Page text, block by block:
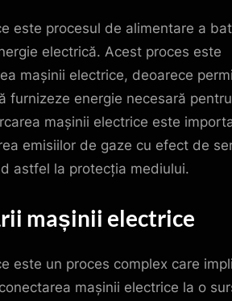
este procesul de alimentare a
electrică. Acest proces este
mașinii electrice, deoarece
furnizeze energie necesară pentru
mașinii electrice este
emisiilor de gaze cu efect de
astfel la protecția mediului.
mașinii electrice
este un proces complex care
mașinii electrice la o